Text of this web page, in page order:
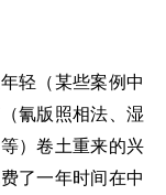
轻（某些案例中
氰版照相法、湿
）卷土重来的兴
了一年时间在中